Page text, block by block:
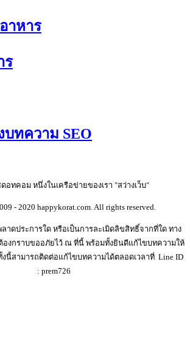
าหาร
ร
บทความ SEO
อทคอม หนึ่งในเครือข่ายของเรา "สว่างเว็บ"
- 2020 happykorat.com. All rights reserved.
าดประการใด หรือเป็นการละเมิดลิขสิทธิ์จากที่ใด ทาง
องกราบขออภัยไว้ ณ ที่นี้ พร้อมทั้งยินดีแก้ไขบทความให้
งนี้สามารถติดต่อแก้ไขบทความได้ตลอดเวลาที่ Line ID
: prem726